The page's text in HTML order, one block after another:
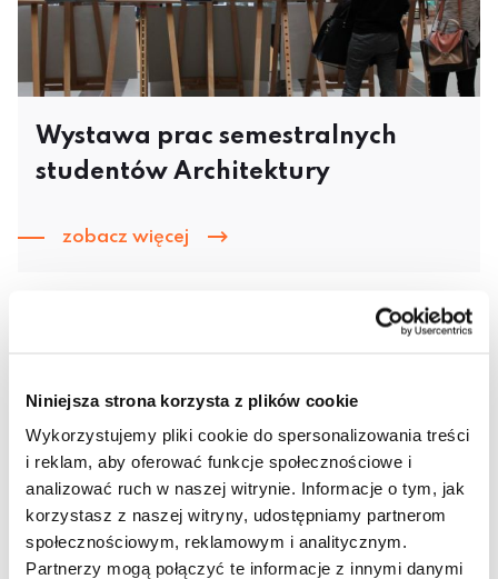
Niniejsza strona korzysta z plików cookie
Wykorzystujemy pliki cookie do spersonalizowania treści
i reklam, aby oferować funkcje społecznościowe i
analizować ruch w naszej witrynie. Informacje o tym, jak
korzystasz z naszej witryny, udostępniamy partnerom
społecznościowym, reklamowym i analitycznym.
Partnerzy mogą połączyć te informacje z innymi danymi
Wystawa prac semestralnych
studentów Architektury
zobacz więcej